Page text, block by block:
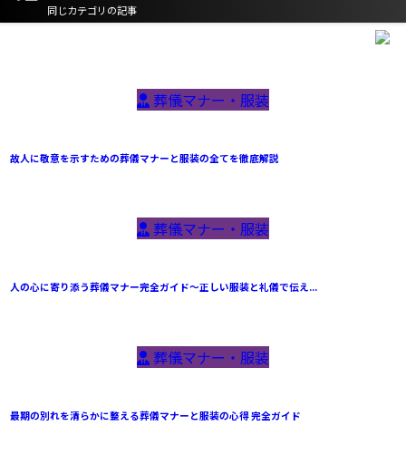
同じカテゴリの記事
葬儀マナー・服装
故人に敬意を示すための葬儀マナーと服装の全てを徹底解説
葬儀マナー・服装
人の心に寄り添う葬儀マナー完全ガイド〜正しい服装と礼儀で伝え...
葬儀マナー・服装
最期の別れを清らかに整える葬儀マナーと服装の心得 完全ガイド